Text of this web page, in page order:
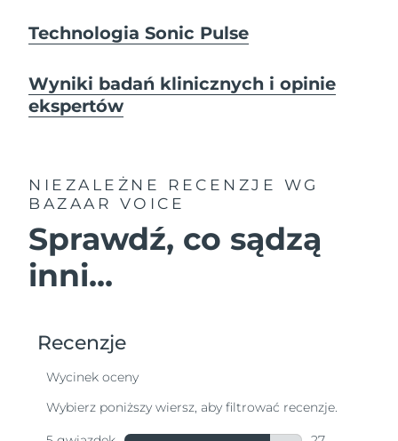
Technologia Sonic Pulse
Wyniki badań klinicznych i opinie
ekspertów
NIEZALEŻNE RECENZJE
WG
BAZAAR VOICE
Sprawdź, co sądzą
inni...